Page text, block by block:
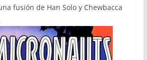
fusión de Han Solo y Chewbacca